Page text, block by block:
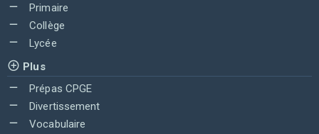
Primaire
Collège
Lycée
Plus
Prépas CPGE
Divertissement
Vocabulaire